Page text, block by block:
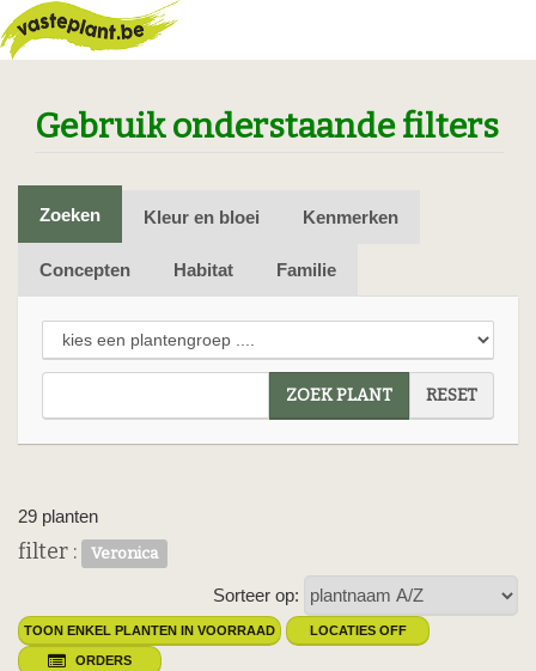
Gebruik onderstaande filters
Zoeken Kleur en bloei Kenmerken
Concepten Habitat Familie
ZOEK PLANT RESET
29 planten
filter : Veronica
Sorteer op:
TOON ENKEL PLANTEN IN VOORRAAD LOCATIES OFF
ORDERS